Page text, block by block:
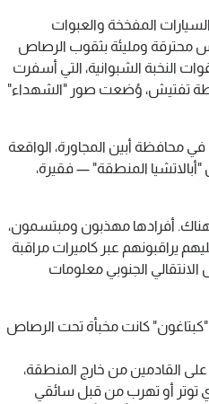
المفخخة والعبوات
محترقة ومليئة بثقوب الرصاص
النخبة الشبوانية، التي أسفرت
تفتيش، وُضعت صور "الشهداء"
محافظة أبين المجاورة، الواقعة
"أبالاتشيا المنطقة" — فقيرة،
أفرادها مهذبون ومبتسمون،
يراقبونهم عبر كاميرات مراقبة
الجنوبي معلومات
كانت مخبأة تحت الرصاص
على القادمين من خارج المنطقة،
توتر أو تهرب من قبل سائقي